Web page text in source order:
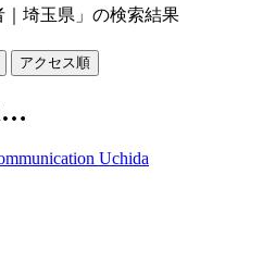
埼玉県」の検索結果